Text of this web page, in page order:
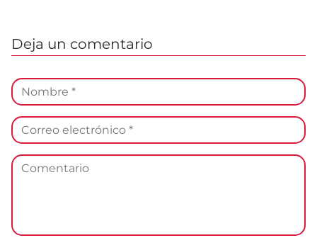
Deja un comentario